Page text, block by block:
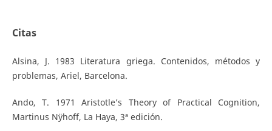
Citas
Alsina, J. 1983 Literatura griega. Contenidos, métodos y
problemas, Ariel, Barcelona.
Ando, T. 1971 Aristotle’s Theory of Practical Cognition,
Martinus Nÿhoff, La Haya, 3ª edición.